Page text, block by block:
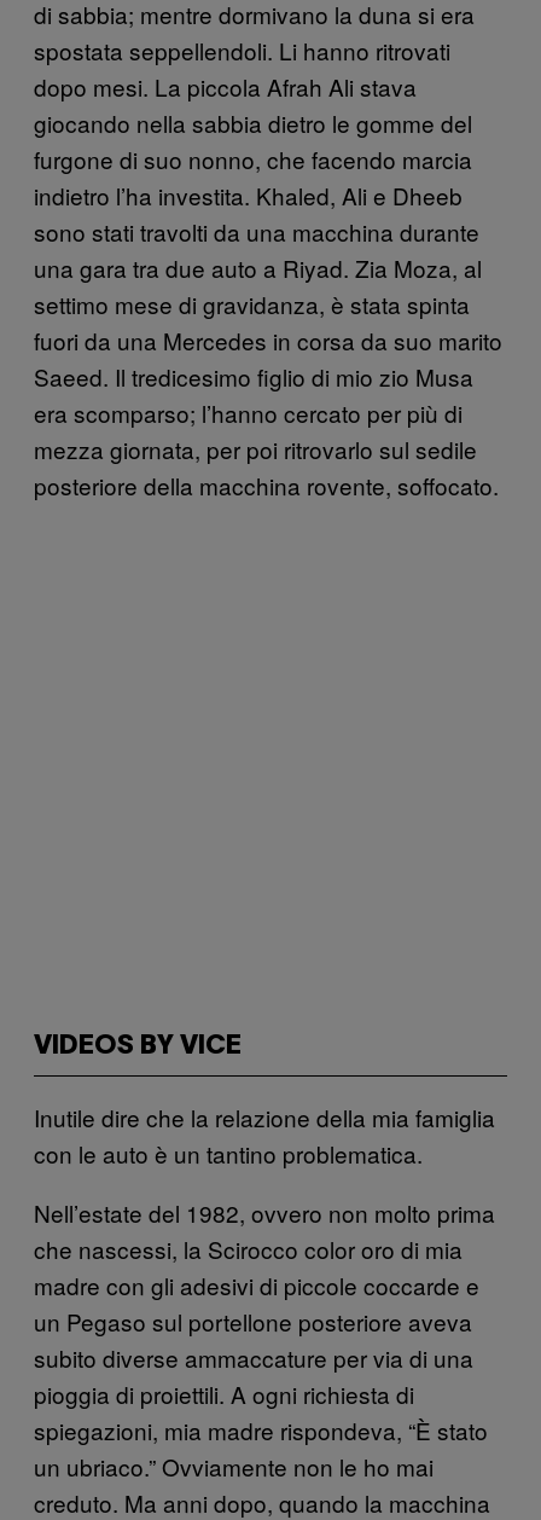
di sabbia; mentre dormivano la duna si era
spostata seppellendoli. Li hanno ritrovati
dopo mesi. La piccola Afrah Ali stava
giocando nella sabbia dietro le gomme del
furgone di suo nonno, che facendo marcia
indietro l’ha investita. Khaled, Ali e Dheeb
sono stati travolti da una macchina durante
una gara tra due auto a Riyad. Zia Moza, al
settimo mese di gravidanza, è stata spinta
fuori da una Mercedes in corsa da suo marito
Saeed. Il tredicesimo figlio di mio zio Musa
era scomparso; l’hanno cercato per più di
mezza giornata, per poi ritrovarlo sul sedile
posteriore della macchina rovente, soffocato.
VIDEOS BY VICE
Inutile dire che la relazione della mia famiglia
con le auto è un tantino problematica.
Nell’estate del 1982, ovvero non molto prima
che nascessi, la Scirocco color oro di mia
madre con gli adesivi di piccole coccarde e
un Pegaso sul portellone posteriore aveva
subito diverse ammaccature per via di una
pioggia di proiettili. A ogni richiesta di
spiegazioni, mia madre rispondeva, “È stato
un ubriaco.” Ovviamente non le ho mai
creduto. Ma anni dopo, quando la macchina